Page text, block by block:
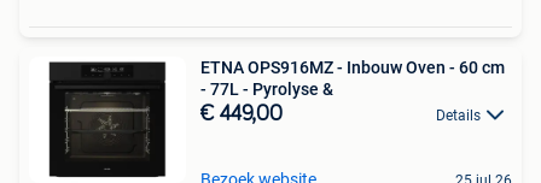
ETNA OPS916MZ - Inbouw Oven - 60 cm
- 77L - Pyrolyse &
€ 449,00 Details